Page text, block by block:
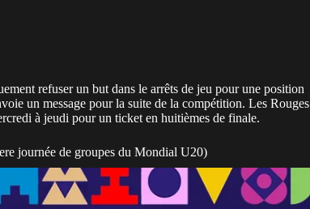
refuser un but dans le arrêts de jeu pour une position
un message pour la suite de la compétition. Les Rouges
à jeudi pour un ticket en huitièmes de finale.
journée de groupes du Mondial U20)